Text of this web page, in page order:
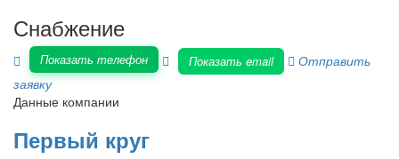
Снабжение
Показать телефон Показать email
Отправить
заявку
Данные компании
Первый круг